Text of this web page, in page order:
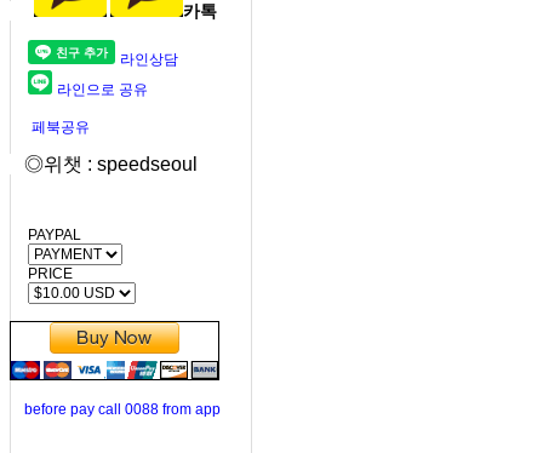
카톡
라인상담
라인으로 공유
페북공유
◎위챗 : speedseoul
PAYPAL
PRICE
before pay call 0088 from app